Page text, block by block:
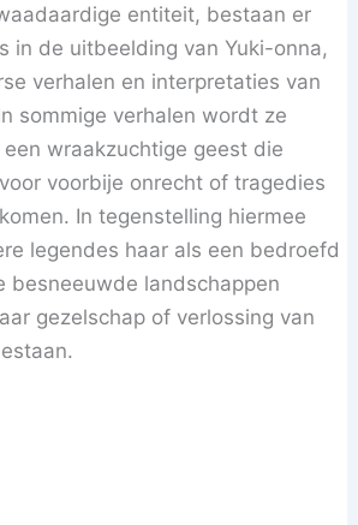
entiteit, bestaan er
in de uitbeelding van Yuki-onna,
verhalen en interpretaties van
sommige verhalen wordt ze
wraakzuchtige geest die
voorbije onrecht of tragedies
In tegenstelling hiermee
legendes haar als een bedroefd
besneeuwde landschappen
gezelschap of verlossing van